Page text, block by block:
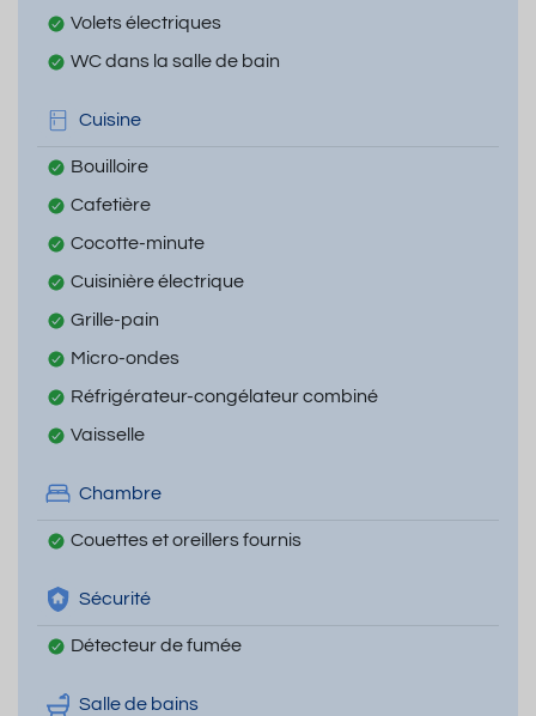
Volets électriques
WC dans la salle de bain
Cuisine
Bouilloire
Cafetière
Cocotte-minute
Cuisinière électrique
Grille-pain
Micro-ondes
Réfrigérateur-congélateur combiné
Vaisselle
Chambre
Couettes et oreillers fournis
Sécurité
Détecteur de fumée
Salle de bains